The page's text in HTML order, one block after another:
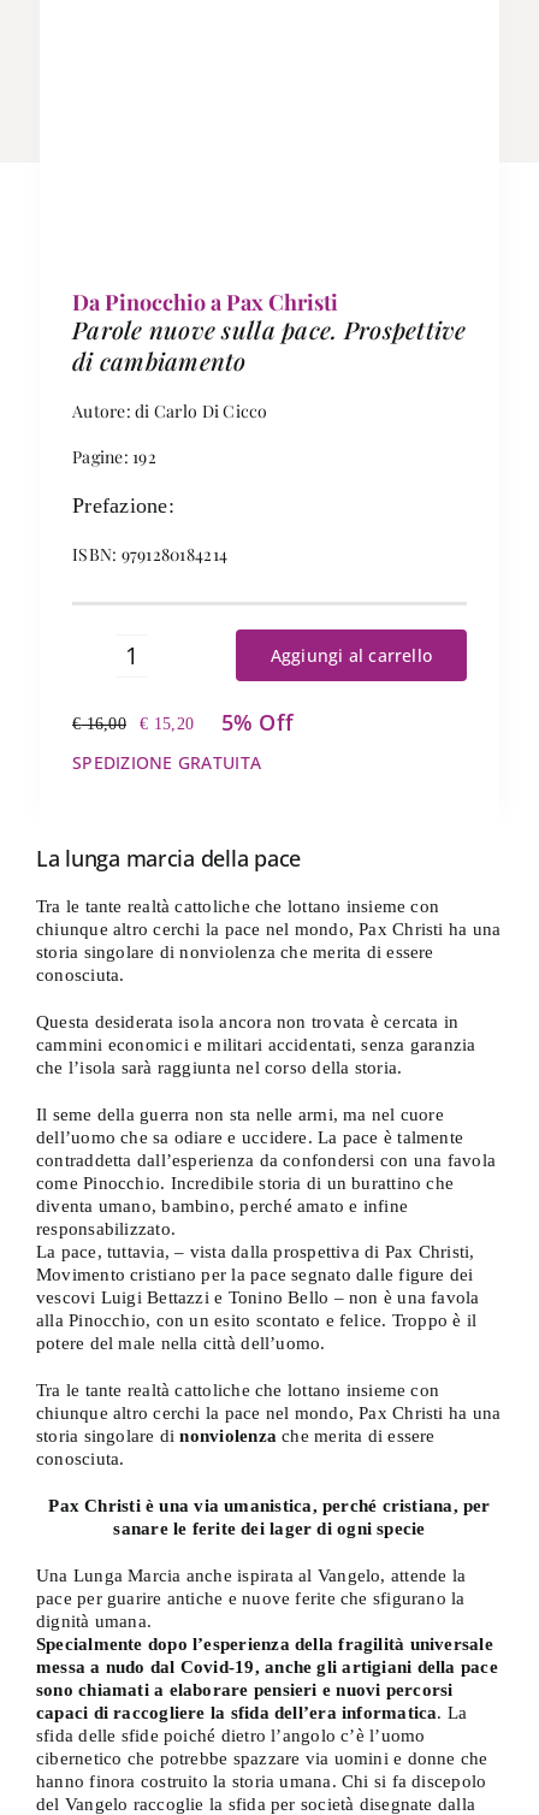
Da Pinocchio a Pax Christi
Parole nuove sulla pace. Prospettive
di cambiamento
Autore: di Carlo Di Cicco
Pagine: 192
Prefazione:
ISBN: 9791280184214
Da
Aggiungi al carrello
€16,00
Il
prezzo
€ 15,20
Il
prezzo
5% Off
SPEDIZIONE GRATUITA
La lunga marcia della pace
Tra le tante realtà cattoliche che lottano insieme con
chiunque altro cerchi la pace nel mondo, Pax Christi ha una
storia singolare di nonviolenza che merita di essere
conosciuta.
Questa desiderata isola ancora non trovata è cercata in
cammini economici e militari accidentati, senza garanzia
che l’isola sarà raggiunta nel corso della storia.
Il seme della guerra non sta nelle armi, ma nel cuore
dell’uomo che sa odiare e uccidere. La pace è talmente
contraddetta dall’esperienza da confondersi con una favola
come Pinocchio. Incredibile storia di un burattino che
diventa umano, bambino, perché amato e infine
responsabilizzato.
La pace, tuttavia, – vista dalla prospettiva di Pax Christi,
Movimento cristiano per la pace segnato dalle figure dei
vescovi Luigi Bettazzi e Tonino Bello – non è una favola
alla Pinocchio, con un esito scontato e felice. Troppo è il
potere del male nella città dell’uomo.
Tra le tante realtà cattoliche che lottano insieme con
chiunque altro cerchi la pace nel mondo, Pax Christi ha una
storia singolare dinonviolenza che merita di essere
conosciuta.
Pax Christi è una via umanistica, perché cristiana, per
sanare le ferite dei lager di ogni specie
Una Lunga Marcia anche ispirata al Vangelo, attende la
pace per guarire antiche e nuove ferite che sfigurano la
dignità umana.
Specialmente dopo l’esperienza della fragilità universale
messa a nudo dal Covid-19, anche gli artigiani della pace
sono chiamati a elaborare pensieri e nuovi percorsi
capaci di raccogliere la sfida dell’era informatica. La
sfida delle sfide poiché dietro l’angolo c’è l’uomo
cibernetico che potrebbe spazzare via uomini e donne che
hanno finora costruito la storia umana. Chi si fa discepolo
del Vangelo raccoglie la sfida per società disegnate dalla